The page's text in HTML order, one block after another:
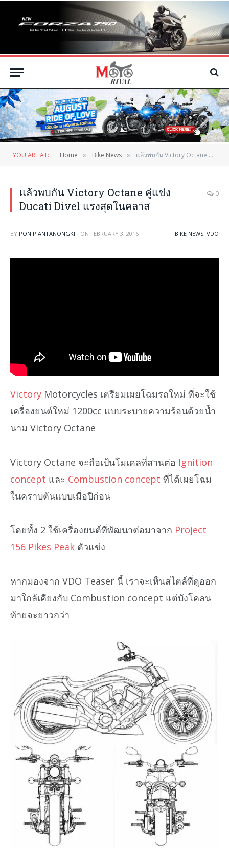
YOU ARE AT: Home » Bike News » แล้วพบกัน Victory Octane คู่แข่ง Ducati Divel แรงสุดในคลาส
แล้วพบกัน Victory Octane คู่แข่ง
Ducati Divel แรงสุดในคลาส
0
BY PON PIANTANONGKIT ON FEBRUARY 3, 2016 BIKE NEWS, VDO
Victory Motorcycles เตรียมเผยโฉมรถใหม่ ที่จะใช้
เครื่องยนต์ใหม่ 1200cc แบบระบายความร้อนด้วยน้ำ
นาม Victory Octane
Victory Octane จะถือเป้นโมเดลที่สานต่อ Ignition
concept และ Combustion concept ที่ได้เผยโฉม
ในคราบต้นแบบเมื่อปีก่อน
โดยทั้ง 2 ใช้เครื่องยนต์ที่พัฒนาต่อมาจาก Project
156 Pikes Peak ตัวแข่ง
หากมองจาก VDO Teaser นี้ เราจะเห็นสไตล์ที่ดูออก
มาใกล้เคียงกับ Combustion concept แต่บังโคลน
ท้ายจะยาวกว่า